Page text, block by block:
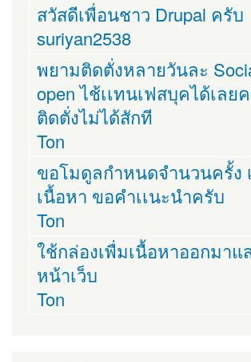
สวัสดีเพื่อนชาว Drupal ครับ
suriyan2538
พยามติดตั่งหลายวันละ
open ไช้เเทนเฟสบุคได้เลย
ติดตั่งไม่ได้สักที
Ton
ขอโมดูลกำหนดจำนวนครั้ง
เนื้อหา ขอคำเเนะนำครับ
Ton
ใช้กล่องเพื่มเนื้อหาออกมาแ
หน้าเว็บ
Ton